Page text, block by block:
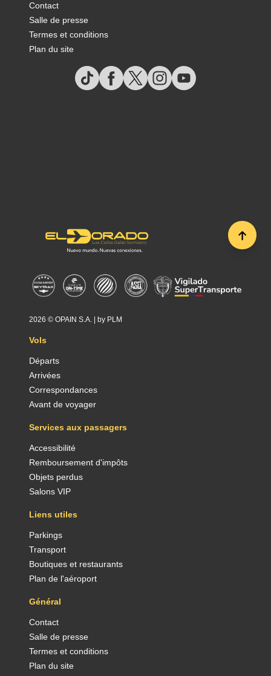
Contact
Salle de presse
Termes et conditions
Plan du site
2026 © OPAIN S.A. | by PLM
Vols
Départs
Arrivées
Correspondances
Avant de voyager
Services aux passagers
Accessibilité
Remboursement d'impôts
Objets perdus
Salons VIP
Liens utiles
Parkings
Transport
Boutiques et restaurants
Plan de l'aéroport
Général
Contact
Salle de presse
Termes et conditions
Plan du site